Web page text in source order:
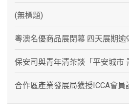
(無標題)
粵澳名優商品展閉幕 四天展期逾
保安司與青年清茶談「平安城市
合作區產業發展局獲授ICCA會員